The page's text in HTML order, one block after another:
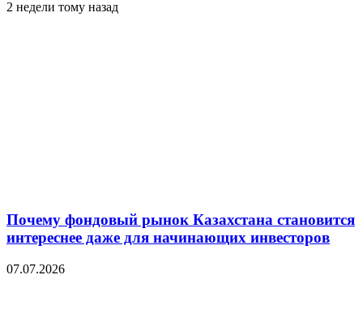
2 недели тому назад
Почему фондовый рынок Казахстана становится
интереснее даже для начинающих инвесторов
07.07.2026